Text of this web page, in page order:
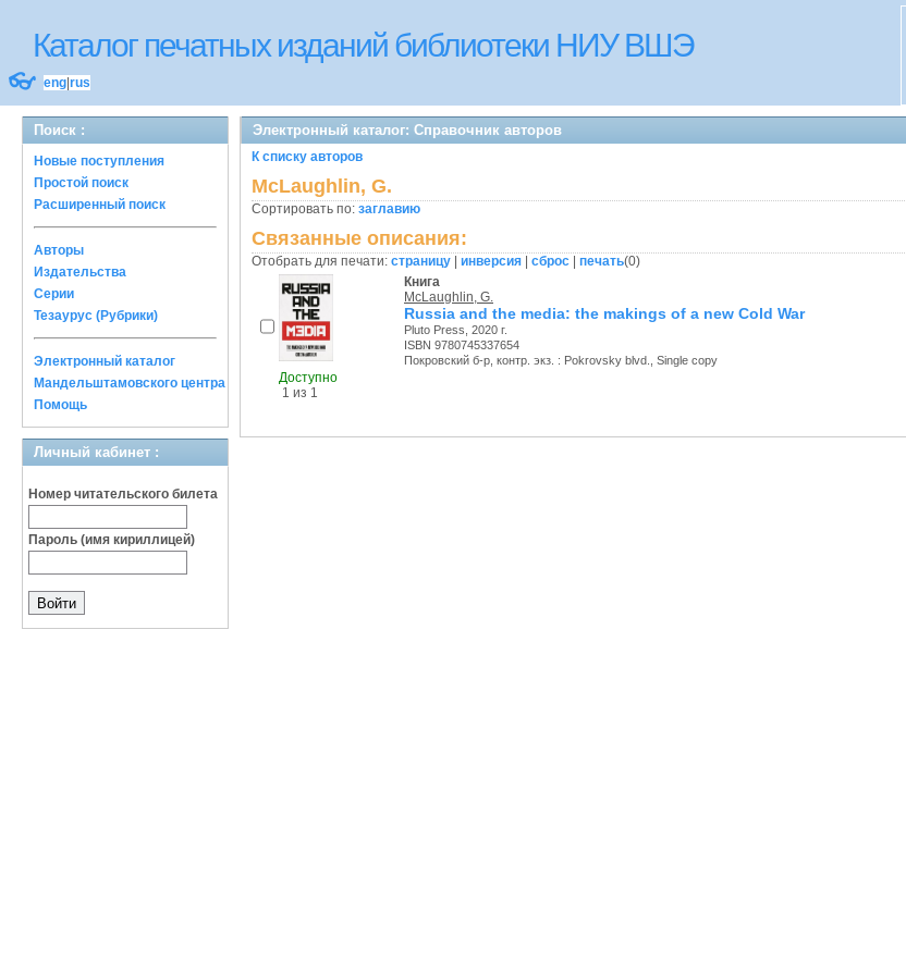
Каталог печатных изданий библиотеки НИУ ВШЭ
👓 eng rus
Поиск :
Новые поступления
Простой поиск
Расширенный поиск
Авторы
Издательства
Серии
Тезаурус (Рубрики)
Электронный каталог
Мандельштамовского центра
Помощь
Личный кабинет :
Номер читательского билета
Пароль (имя кириллицей)
Электронный каталог: Справочник авторов
К списку авторов
McLaughlin, G.
Сортировать по: заглавию
Связанные описания:
Отобрать для печати: страницу инверсия сброс печать(0)
Доступно
1 из 1
Книга
McLaughlin, G.
Russia and the media: the makings of a new Cold War
Pluto Press, 2020 г.
ISBN 9780745337654
Покровский б-р, контр. экз. : Pokrovsky blvd., Single copy